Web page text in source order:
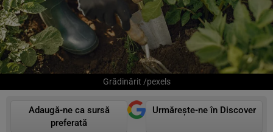
Grădinărit /pexels
Adaugă-ne ca sursă
preferată
Urmărește-ne în Discover